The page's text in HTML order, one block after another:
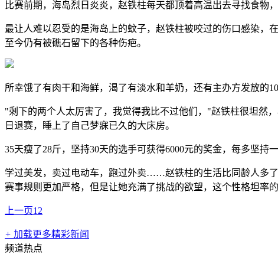
比赛前期，海岛烈日炎炎，赵铁柱每天都顶着高温出去寻找食物
最让人难以忍受的是海岛上的蚊子，赵铁柱被咬过的伤口感染，
至今仍有被礁石留下的各种伤疤。
所幸饿了有肉干和海鲜，渴了有淡水和羊奶，还有主办方发放的
"剩下的两个人太厉害了，我觉得我比不过他们，"赵铁柱很坦然
日退赛，睡上了自己梦寐已久的大床房。
35天瘦了28斤，坚持30天的选手可获得6000元的奖金，每多坚持
学过美发，卖过电动车，跑过外卖……赵铁柱的生活比同龄人多
赛事规则更加严格，但是让她充满了挑战的欲望，这个性格坦率
上一页1 2
+ 加载更多精彩新闻
频道热点